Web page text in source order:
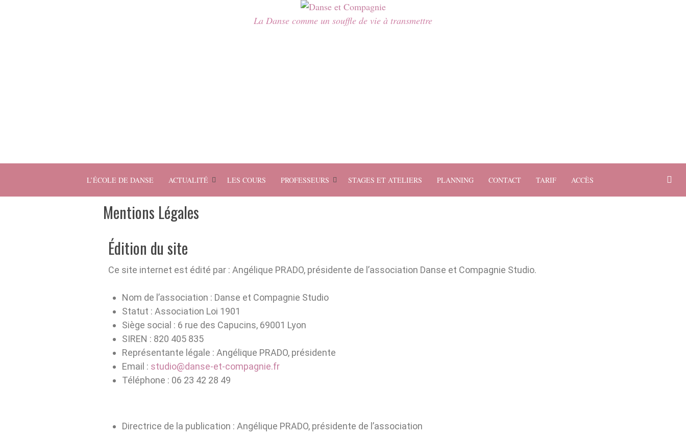
La Danse comme un souffle de vie à transmettre
L’ÉCOLE DE DANSE ACTUALITÉ LES COURS PROFESSEURS STAGES ET ATELIERS PLANNING CONTACT TARIF ACCÈS
Mentions Légales
Édition du site
Ce site internet est édité par : Angélique PRADO, présidente de l’association Danse et Compagnie Studio.
Nom de l’association : Danse et Compagnie Studio
Statut : Association Loi 1901
Siège social : 6 rue des Capucins, 69001 Lyon
SIREN : 820 405 835
Représentante légale : Angélique PRADO, présidente
Email : studio@danse-et-compagnie.fr
Téléphone : 06 23 42 28 49
Directrice de la publication : Angélique PRADO, présidente de l’association